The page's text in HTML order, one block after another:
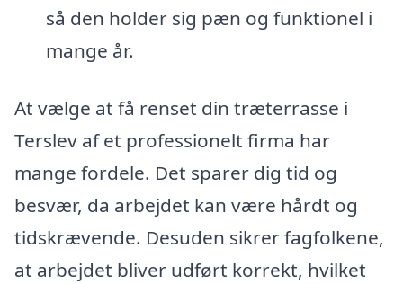
så den holder sig pæn og funktionel i
mange år.
At vælge at få renset din træterrasse i
Terslev af et professionelt firma har
mange fordele. Det sparer dig tid og
besvær, da arbejdet kan være hårdt og
tidskrævende. Desuden sikrer fagfolkene,
at arbejdet bliver udført korrekt, hvilket